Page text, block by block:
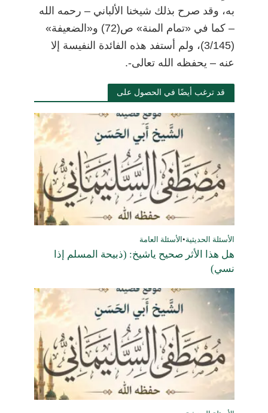
به، وقد صرح بذلك شيخنا الألباني– رحمه الله
–
كما في «تمام المنة» ص(72) و«الضعيفة»
(3/145)، ولم أستفد هذه الفائدة النفيسة إلا
عنه– يحفظه الله تعالى-.
قد ترغب أيضًا في الحصول على
الأسئلة الحديثية• الأسئلة العامة
هل هذا الأثر صحيح ياشيخ: (ذبيحة المسلم إذا
نسي)